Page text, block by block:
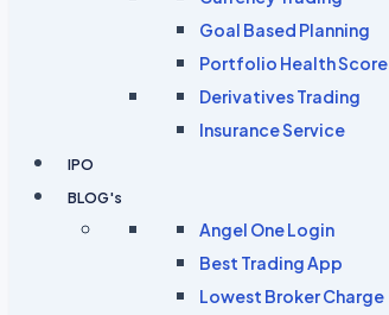
Goal Based Planning
Portfolio Health Score
Derivatives Trading
Insurance Service
IPO
BLOG's
Angel One Login
Best Trading App
Lowest Broker Charge